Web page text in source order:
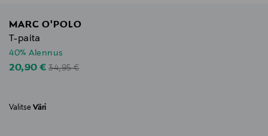
MARC O'POLO
T-paita
40% Alennus
Discounted Price
20,90 €Original Price
34,95 €
Valitse Väri